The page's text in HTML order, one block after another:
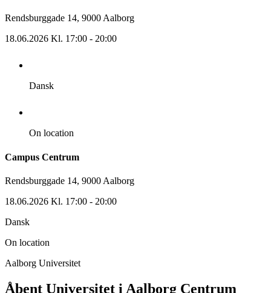
Rendsburggade 14, 9000 Aalborg
18.06.2026 Kl. 17:00 - 20:00
Dansk
On location
Campus Centrum
Rendsburggade 14, 9000 Aalborg
18.06.2026 Kl. 17:00 - 20:00
Dansk
On location
Aalborg Universitet
Åbent Universitet i Aalborg Centrum